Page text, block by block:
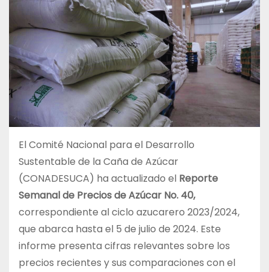
El Comité Nacional para el Desarrollo
Sustentable de la Caña de Azúcar
(CONADESUCA) ha actualizado el Reporte
Semanal de Precios de Azúcar No. 40,
correspondiente al ciclo azucarero 2023/2024,
que abarca hasta el 5 de julio de 2024. Este
informe presenta cifras relevantes sobre los
precios recientes y sus comparaciones con el